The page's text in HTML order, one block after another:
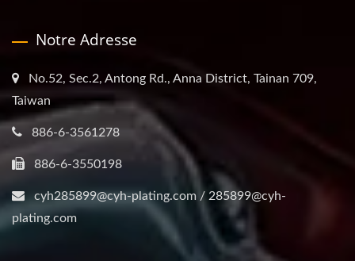
Notre Adresse
No.52, Sec.2, Antong Rd., Anna District, Tainan 709,
Taiwan
886-6-3561278
886-6-3550198
cyh285899@cyh-plating.com / 285899@cyh-
plating.com